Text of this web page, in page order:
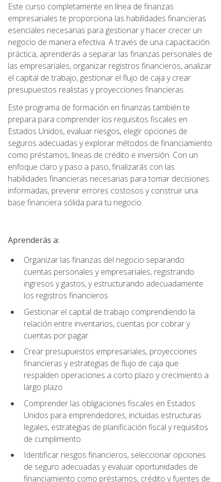
Este curso completamente en línea de finanzas
empresariales te proporciona las habilidades financieras
esenciales necesarias para gestionar y hacer crecer un
negocio de manera efectiva. A través de una capacitación
práctica, aprenderás a separar las finanzas personales de
las empresariales, organizar registros financieros, analizar
el capital de trabajo, gestionar el flujo de caja y crear
presupuestos realistas y proyecciones financieras.
Este programa de formación en finanzas también te
prepara para comprender los requisitos fiscales en
Estados Unidos, evaluar riesgos, elegir opciones de
seguros adecuadas y explorar métodos de financiamiento
como préstamos, líneas de crédito e inversión. Con un
enfoque claro y paso a paso, finalizarás con las
habilidades financieras necesarias para tomar decisiones
informadas, prevenir errores costosos y construir una
base financiera sólida para tu negocio.
Aprenderás a:
Organizar las finanzas del negocio separando
cuentas personales y empresariales, registrando
ingresos y gastos, y estructurando adecuadamente
los registros financieros
Gestionar el capital de trabajo comprendiendo la
relación entre inventarios, cuentas por cobrar y
cuentas por pagar
Crear presupuestos empresariales, proyecciones
financieras y estrategias de flujo de caja que
respalden operaciones a corto plazo y crecimiento a
largo plazo
Comprender las obligaciones fiscales en Estados
Unidos para emprendedores, incluidas estructuras
legales, estrategias de planificación fiscal y requisitos
de cumplimiento
Identificar riesgos financieros, seleccionar opciones
de seguro adecuadas y evaluar oportunidades de
financiamiento como préstamos, crédito y fuentes de